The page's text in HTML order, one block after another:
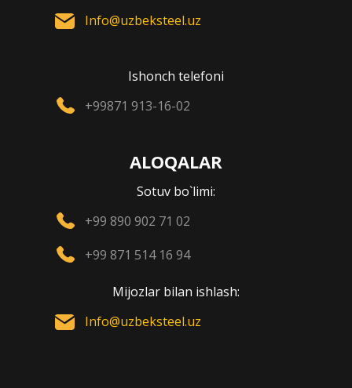
Info@uzbeksteel.uz
Ishonch telefoni
+99871 913-16-02
ALOQALAR
Sotuv bo`limi:
+99 890 902 71 02
+99 871 514 16 94
Mijozlar bilan ishlash:
Info@uzbeksteel.uz